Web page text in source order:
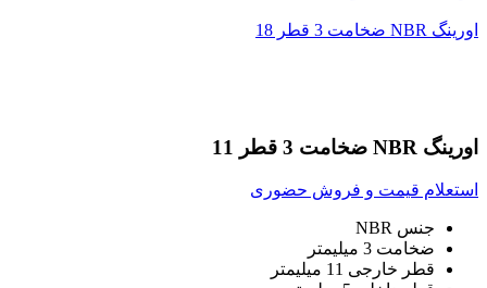
اورینگ NBR ضخامت 3 قطر 18
اورینگ NBR ضخامت 3 قطر 11
استعلام قیمت و فروش حضوری
جنس NBR
ضخامت 3 میلیمتر
قطر خارجی 11 میلیمتر